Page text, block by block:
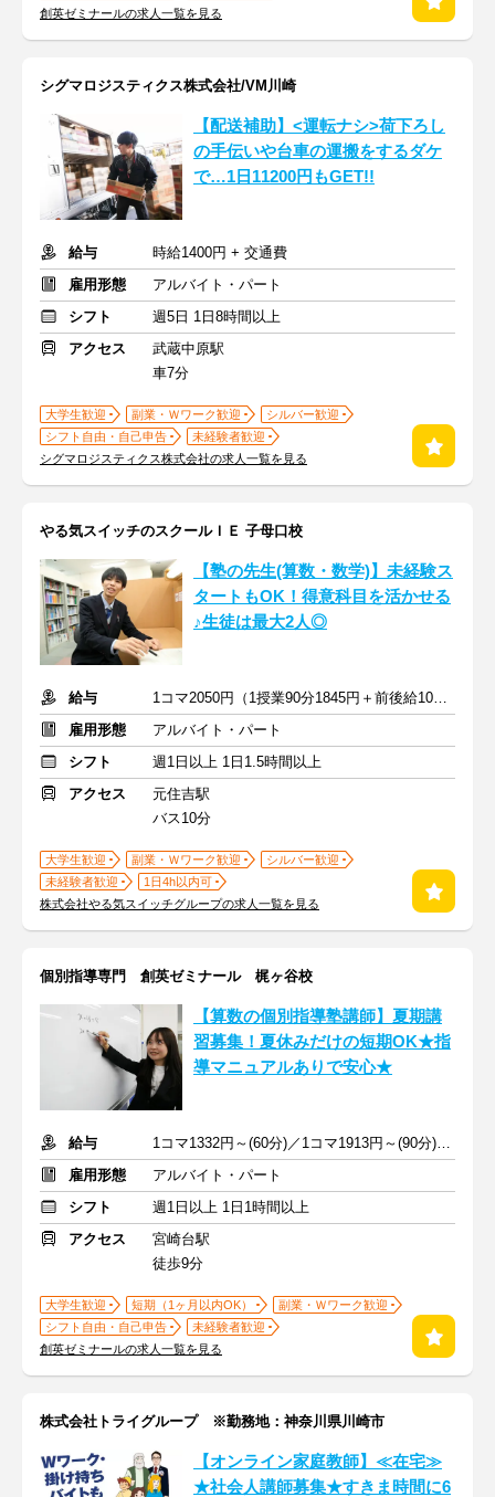
創英ゼミナールの求人一覧を見る
シグマロジスティクス株式会社/VM川崎
【配送補助】<運転ナシ>荷下ろし
の手伝いや台車の運搬をするダケ
で…1日11200円もGET!!
給与
時給1400円 + 交通費
雇用形態
アルバイト・パート
シフト
週5日 1日8時間以上
アクセス
武蔵中原駅
車7分
大学生歓迎 副業・Ｗワーク歓迎
シルバー歓迎
シフト自由・自己申告
未経験者歓迎
シグマロジスティクス株式会社の求人一覧を見る
やる気スイッチのスクールＩＥ 子母口校
【塾の先生(算数・数学)】未経験ス
タートもOK！得意科目を活かせる
♪生徒は最大2人◎
給与
1コマ2050円（1授業90分1845円＋前後給10分205円）
雇用形態
アルバイト・パート
シフト
週1日以上 1日1.5時間以上
アクセス
元住吉駅
バス10分
大学生歓迎 副業・Ｗワーク歓迎
シルバー歓迎
未経験者歓迎
1日4h以内可
株式会社やる気スイッチグループの求人一覧を見る
個別指導専門 創英ゼミナール 梶ヶ谷校
【算数の個別指導塾講師】夏期講
習募集！夏休みだけの短期OK★指
導マニュアルありで安心★
給与
1コマ1332円～(60分)／1コマ1913円～(90分) ※準備報告手当込み
雇用形態
アルバイト・パート
シフト
週1日以上 1日1時間以上
アクセス
宮崎台駅
徒歩9分
大学生歓迎 短期（1ヶ月以内OK）
副業・Ｗワーク歓迎
シフト自由・自己申告
未経験者歓迎
創英ゼミナールの求人一覧を見る
株式会社トライグループ ※勤務地：神奈川県川崎市
【オンライン家庭教師】≪在宅≫
★社会人講師募集★すきま時間に6